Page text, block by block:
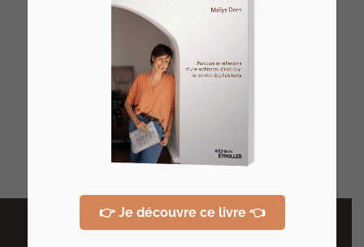
Vous rêvez de devenir votre propre
architecte d’intérieur ?
>> Rejoignez l’Atelier HOME Découverte
et concrétisez votre projet !
Derniers articles
👉 Je découvre ce livre 👈